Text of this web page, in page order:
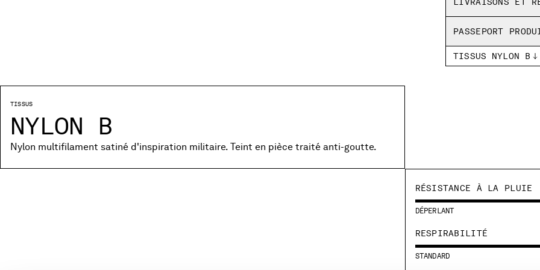
PASSEPORT
TISSUS NYLON B
TISSUS
NYLON B
Nylon multifilament satiné d'inspiration militaire. Teint en pièce traité anti-goutte.
RÉSISTANCE À LA PLUIE
DÉPERLANT
RESPIRABILITÉ
STANDARD